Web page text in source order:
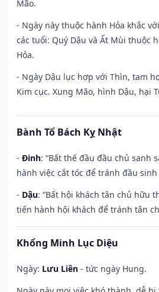
Mão.
- Ngày này thuộc hành Hỏa khắc
các tuổi: Quý Dậu và Ất Mùi thuộc
Hỏa.
- Ngày Dậu lục hợp với Thìn, tam
Kim cục. Xung Mão, hình Dậu, hại
Bành Tổ Bách Kỵ Nhật
- Đinh: “Bất thế đầu đầu chủ sanh
hành việc cắt tóc để tránh đầu
- Dậu: “Bất hội khách tân chủ hữu
tiến hành hội khách để tránh tân
Khổng Minh Lục Diệu
Ngày: Lưu Liên - tức ngày Hung.